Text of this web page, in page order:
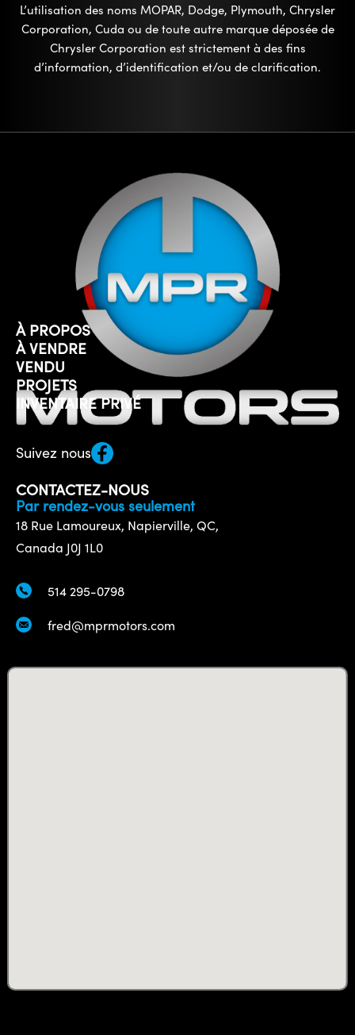
L’utilisation des noms MOPAR, Dodge, Plymouth, Chrysler
Corporation, Cuda ou de toute autre marque déposée de
Chrysler Corporation est strictement à des fins
d’information, d’identification et/ou de clarification.
À PROPOS
À VENDRE
VENDU
PROJETS
INVENTAIRE PRIVÉ
Suivez nous
CONTACTEZ-NOUS
Par rendez-vous seulement
18 Rue Lamoureux, Napierville, QC,
Canada J0J 1L0
514 295-0798
fred@mprmotors.com